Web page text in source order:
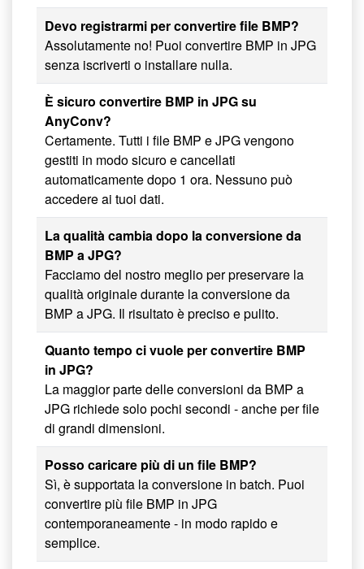
Devo registrarmi per convertire file BMP?
Assolutamente no! Puoi convertire BMP in JPG
senza iscriverti o installare nulla.
È sicuro convertire BMP in JPG su
AnyConv?
Certamente. Tutti i file BMP e JPG vengono
gestiti in modo sicuro e cancellati
automaticamente dopo 1 ora. Nessuno può
accedere ai tuoi dati.
La qualità cambia dopo la conversione da
BMP a JPG?
Facciamo del nostro meglio per preservare la
qualità originale durante la conversione da
BMP a JPG. Il risultato è preciso e pulito.
Quanto tempo ci vuole per convertire BMP
in JPG?
La maggior parte delle conversioni da BMP a
JPG richiede solo pochi secondi - anche per file
di grandi dimensioni.
Posso caricare più di un file BMP?
Sì, è supportata la conversione in batch. Puoi
convertire più file BMP in JPG
contemporaneamente - in modo rapido e
semplice.